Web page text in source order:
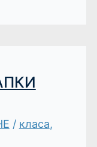
/ класа,